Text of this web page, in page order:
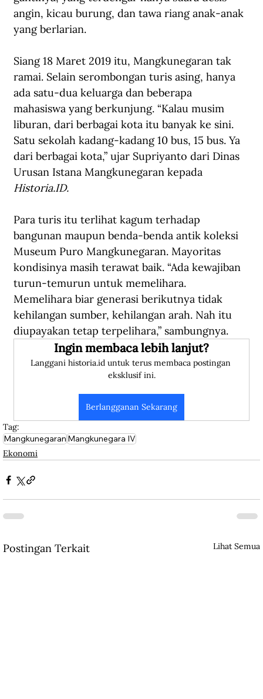
angin, kicau burung, dan tawa riang anak-anak
yang berlarian.
Siang 18 Maret 2019 itu, Mangkunegaran tak
ramai. Selain serombongan turis asing, hanya
ada satu-dua keluarga dan beberapa
mahasiswa yang berkunjung. “Kalau musim
liburan, dari berbagai kota itu banyak ke sini.
Satu sekolah kadang-kadang 10 bus, 15 bus. Ya
dari berbagai kota,” ujar Supriyanto dari Dinas
Urusan Istana Mangkunegaran kepada
Historia.ID.
Para turis itu terlihat kagum terhadap
bangunan maupun benda-benda antik koleksi
Museum Puro Mangkunegaran. Mayoritas
kondisinya masih terawat baik. “Ada kewajiban
turun-temurun untuk memelihara.
Memelihara biar generasi berikutnya tidak
kehilangan sumber, kehilangan arah. Nah itu
diupayakan tetap terpelihara,” sambungnya.
Ingin membaca lebih lanjut?
Langgani historia.id untuk terus membaca postingan
eksklusif ini.
Berlangganan Sekarang
Tag:
MangkunegaranMangkunegara IV
Ekonomi
Postingan Terkait Lihat Semua